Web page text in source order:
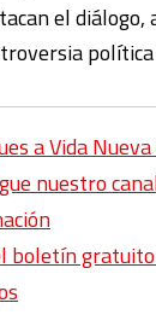
el diálogo,
a Vida
nuestro
boletín